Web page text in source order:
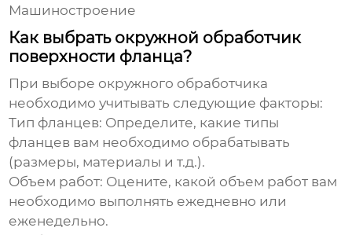
Машиностроение
Как выбрать окружной обработчик
поверхности фланца?
При выборе окружного обработчика
необходимо учитывать следующие факторы:
Тип фланцев: Определите, какие типы
фланцев вам необходимо обрабатывать
(размеры, материалы и т.д.).
Объем работ: Оцените, какой объем работ вам
необходимо выполнять ежедневно или
еженедельно.